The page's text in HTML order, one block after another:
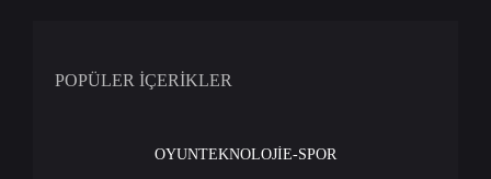
POPÜLER İÇERİKLER
OYUNTEKNOLOJİE-SPOR